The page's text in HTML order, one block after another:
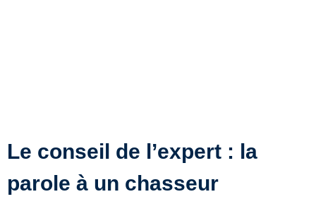
Le conseil de l’expert : la
parole à un chasseur